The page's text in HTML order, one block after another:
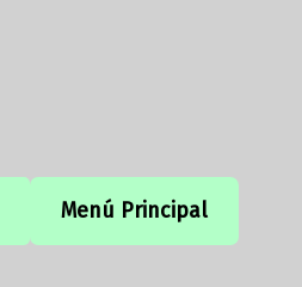
Menú Principal